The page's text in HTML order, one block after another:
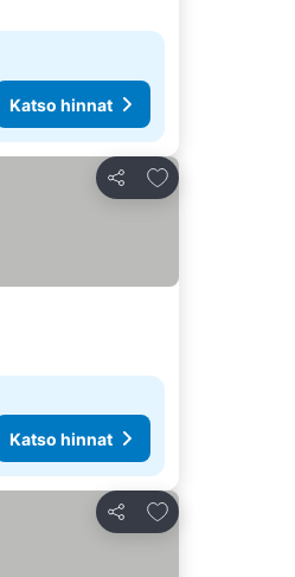
Katso hinnat
Jaa
Lisää suosikkeihin
Katso hinnat
Jaa
Lisää suosikkeihin